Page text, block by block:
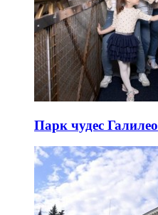
Парк чудес Галилео